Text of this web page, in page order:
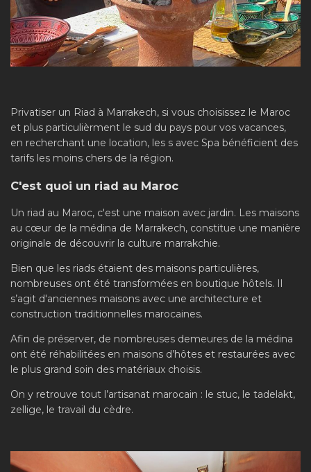
Privatiser un Riad à Marrakech, si vous choisissez le Maroc
et plus particulièrment le sud du pays pour vos vacances,
en recherchant une location, les s avec Spa bénéficient des
tarifs les moins chers de la région.
C'est quoi un riad au Maroc
Un riad au Maroc, c'est une maison avec jardin. Les maisons
au cœur de la médina de Marrakech, constitue une manière
originale de découvrir la culture marrakchie.
Bien que les riads étaient des maisons particulières,
nombreuses ont été transformées en boutique hôtels. Il
s’agit d'anciennes maisons avec une architecture et
construction traditionnelles marocaines.
Afin de préserver, de nombreuses demeures de la médina
ont été réhabilitées en maisons d’hôtes et restaurées avec
le plus grand soin des matériaux choisis.
On y retrouve tout l’artisanat marocain : le stuc, le tadelakt,
zellige, le travail du cèdre.